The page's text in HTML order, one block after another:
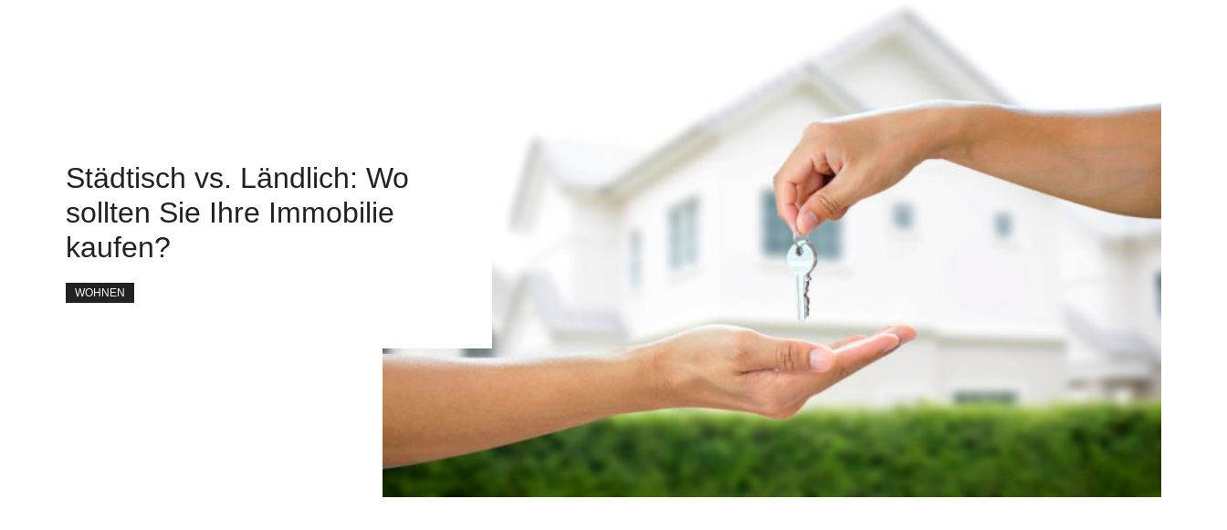
Städtisch vs. Ländlich: Wo
sollten Sie Ihre Immobilie
kaufen?
WOHNEN